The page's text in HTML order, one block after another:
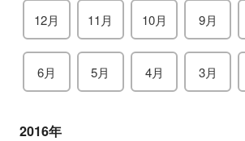
12月 11月 10月 9月
6月 5月 4月 3月
2016年